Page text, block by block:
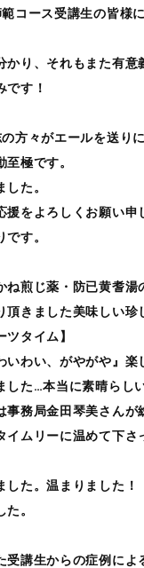
コース受講生の皆様
かり、それもまた有意
です！
方々がエールを送り
極です。
た。
援をよろしくお願い申
す。
ね煎じ薬・防已黄耆湯
頂きました美味しい珍
タイム】
いわい、がやがや』楽
した…本当に素晴らし
事務局金田琴美さんが
イムリーに温めて下さ
した。温まりました！
。
受講生からの症例によ